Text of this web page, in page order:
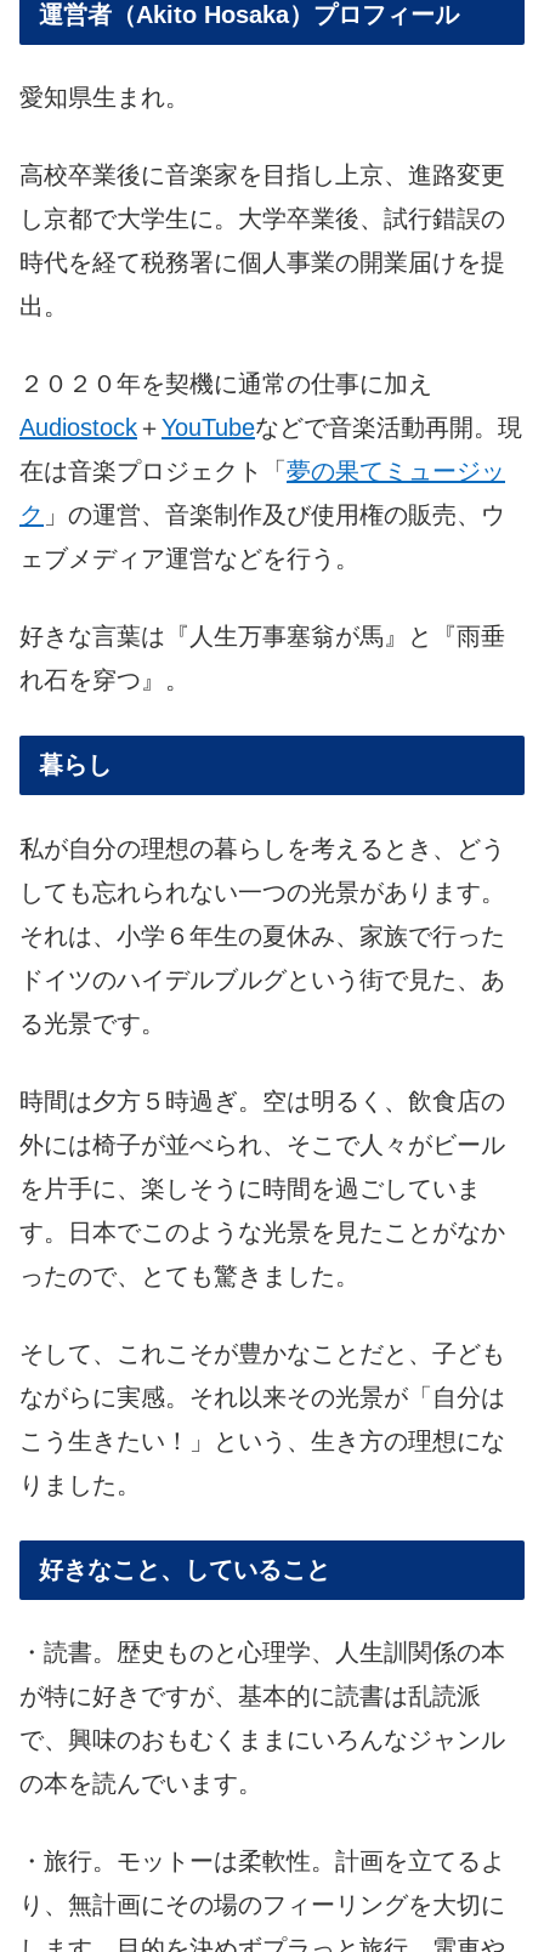
運営者（Akito Hosaka）プロフィール
愛知県生まれ。
高校卒業後に音楽家を目指し上京、進路変更
し京都で大学生に。大学卒業後、試行錯誤の
時代を経て税務署に個人事業の開業届けを提
出。
２０２０年を契機に通常の仕事に加え
Audiostock＋YouTubeなどで音楽活動再開。現
在は音楽プロジェクト「 夢の果てミュージッ
ク 」の運営、音楽制作及び使用権の販売、ウ
ェブメディア運営などを行う。
好きな言葉は『人生万事塞翁が馬』と『雨垂
れ石を穿つ』。
暮らし
私が自分の理想の暮らしを考えるとき、どう
しても忘れられない一つの光景があります。
それは、小学６年生の夏休み、家族で行った
ドイツのハイデルブルグという街で見た、あ
る光景です。
時間は夕方５時過ぎ。空は明るく、飲食店の
外には椅子が並べられ、そこで人々がビール
を片手に、楽しそうに時間を過ごしていま
す。日本でこのような光景を見たことがなか
ったので、とても驚きました。
そして、これこそが豊かなことだと、子ども
ながらに実感。それ以来その光景が「自分は
こう生きたい！」という、生き方の理想にな
りました。
好きなこと、していること
・読書。歴史ものと心理学、人生訓関係の本
が特に好きですが、基本的に読書は乱読派
で、興味のおもむくままにいろんなジャンル
の本を読んでいます。
・旅行。モットーは柔軟性。計画を立てるよ
り、無計画にその場のフィーリングを大切に